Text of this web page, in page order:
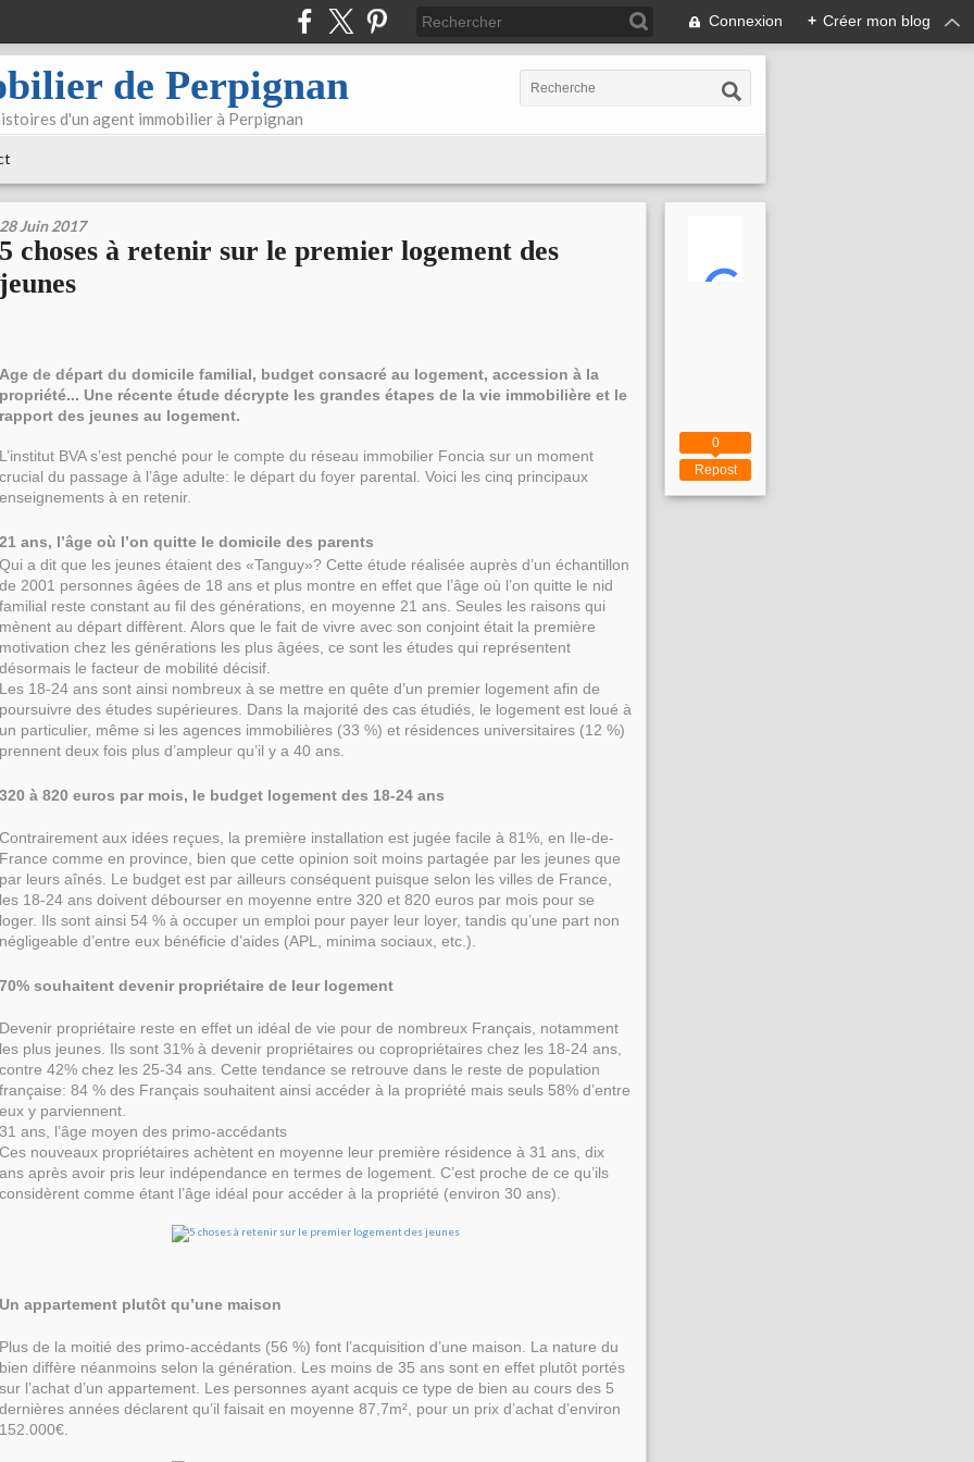
Connexion + Créer mon blog
de Perpignan
d'un agent immobilier à Perpignan
28 Juin 2017
5 choses à retenir sur le premier logement des
jeunes
Age de départ du domicile familial, budget consacré au logement, accession à la
propriété... Une récente étude décrypte les grandes étapes de la vie immobilière et le
rapport des jeunes au logement.
L’institut BVA s’est penché pour le compte du réseau immobilier Foncia sur un moment
crucial du passage à l’âge adulte: le départ du foyer parental. Voici les cinq principaux
enseignements à en retenir.
21 ans, l’âge où l’on quitte le domicile des parents
Qui a dit que les jeunes étaient des «Tanguy»? Cette étude réalisée auprès d’un échantillon
de 2001 personnes âgées de 18 ans et plus montre en effet que l’âge où l’on quitte le nid
familial reste constant au fil des générations, en moyenne 21 ans. Seules les raisons qui
mènent au départ diffèrent. Alors que le fait de vivre avec son conjoint était la première
motivation chez les générations les plus âgées, ce sont les études qui représentent
désormais le facteur de mobilité décisif.
Les 18-24 ans sont ainsi nombreux à se mettre en quête d’un premier logement afin de
poursuivre des études supérieures. Dans la majorité des cas étudiés, le logement est loué à
un particulier, même si les agences immobilières (33 %) et résidences universitaires (12 %)
prennent deux fois plus d’ampleur qu’il y a 40 ans.
320 à 820 euros par mois, le budget logement des 18-24 ans
Contrairement aux idées reçues, la première installation est jugée facile à 81%, en Ile-de-
France comme en province, bien que cette opinion soit moins partagée par les jeunes que
par leurs aînés. Le budget est par ailleurs conséquent puisque selon les villes de France,
les 18-24 ans doivent débourser en moyenne entre 320 et 820 euros par mois pour se
loger. Ils sont ainsi 54 % à occuper un emploi pour payer leur loyer, tandis qu’une part non
négligeable d’entre eux bénéficie d’aides (APL, minima sociaux, etc.).
70% souhaitent devenir propriétaire de leur logement
Devenir propriétaire reste en effet un idéal de vie pour de nombreux Français, notamment
les plus jeunes. Ils sont 31% à devenir propriétaires ou copropriétaires chez les 18-24 ans,
contre 42% chez les 25-34 ans. Cette tendance se retrouve dans le reste de population
française: 84 % des Français souhaitent ainsi accéder à la propriété mais seuls 58% d’entre
eux y parviennent.
31 ans, l’âge moyen des primo-accédants
Ces nouveaux propriétaires achètent en moyenne leur première résidence à 31 ans, dix
ans après avoir pris leur indépendance en termes de logement. C’est proche de ce qu’ils
considèrent comme étant l’âge idéal pour accéder à la propriété (environ 30 ans).
Un appartement plutôt qu’une maison
Plus de la moitié des primo-accédants (56 %) font l’acquisition d’une maison. La nature du
bien diffère néanmoins selon la génération. Les moins de 35 ans sont en effet plutôt portés
sur l’achat d’un appartement. Les personnes ayant acquis ce type de bien au cours des 5
dernières années déclarent qu’il faisait en moyenne 87,7m², pour un prix d’achat d’environ
152.000€.
Repost
0